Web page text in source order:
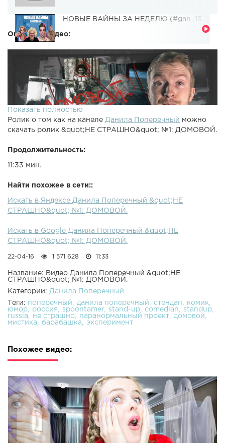
НОВЫЕ ВАЙНЫ ЗА НЕДЕЛЮ (#gan_13_)
Описание видео:
Показать полностью
Ролик о том как на канеле Данила Поперечный
можно
скачать ролик &quot;НЕ СТРАШНО&quot; №1: ДОМОВОЙ.
Продолжительность:
11:33 мин.
Найти похожее в сети::
Искать в Яндексе Данила Поперечный &quot;НЕ
СТРАШНО&quot; №1: ДОМОВОЙ.
Искать в Google Данила Поперечный &quot;НЕ
СТРАШНО&quot; №1: ДОМОВОЙ.
22-04-16 1 571 628 11:33
Название: Видео Данила Поперечный &quot;НЕ
СТРАШНО&quot; №1: ДОМОВОЙ.
Категории: Данила Поперечный
Теги: поперечный данила поперечный стендап
комик
юмор
россия spoontamer stand-up comedian
standup
russia
не страшно паранормальный проект
домовой
мистика
барабашка эксперимент
Похожее видео: